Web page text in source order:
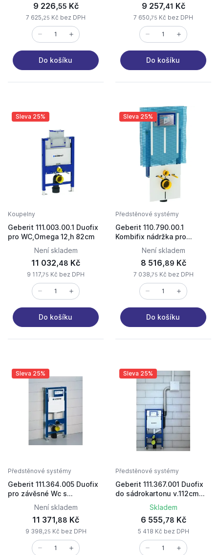
9 226,55 Kč
7 625,25 Kč bez DPH
Do košíku
9 257,41 Kč
7 650,75 Kč bez DPH
Do košíku
Sleva 25%
Koupelny
Geberit 111.003.00.1 Duofix
pro WC,Omega 12,h 82cm
Není skladem
11 032,48 Kč
9 117,75 Kč bez DPH
Do košíku
Sleva 25%
Předstěnové systémy
Geberit 110.790.00.1
Kombifix nádržka pro
zazdění k WC
Není skladem
8 516,89 Kč
7 038,75 Kč bez DPH
Do košíku
Sleva 25%
Předstěnové systémy
Geberit 111.364.005 Duofix
pro závěsné Wc s
odsáváním
Není skladem
11 371,88 Kč
9 398,25 Kč bez DPH
Sleva 25%
Předstěnové systémy
Geberit 111.367.001 Duofix
do sádrokartonu v.112cm
pro závěsné WC
Skladem
6 555,78 Kč
5 418 Kč bez DPH